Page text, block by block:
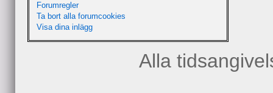
Forumregler
Ta bort alla forumcookies
Visa dina inlägg
Alla